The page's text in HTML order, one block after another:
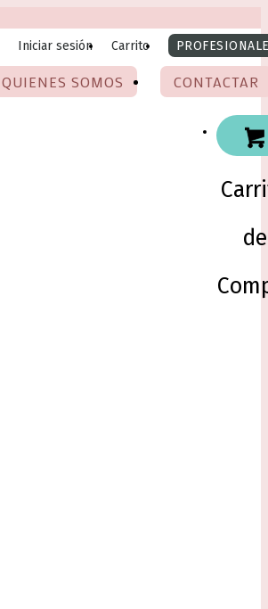
Iniciar sesión Carrito
de
QUIENES SOMOS CONTACTAR